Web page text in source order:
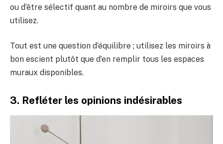
ou d’être sélectif quant au nombre de miroirs que vous
utilisez.
Tout est une question d’équilibre ; utilisez les miroirs à
bon escient plutôt que d’en remplir tous les espaces
muraux disponibles.
3. Refléter les opinions indésirables